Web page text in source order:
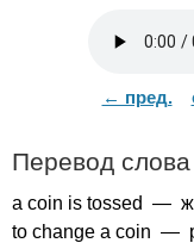
← пред.
Перевод слова
a coin is tossed —
to change a coin —